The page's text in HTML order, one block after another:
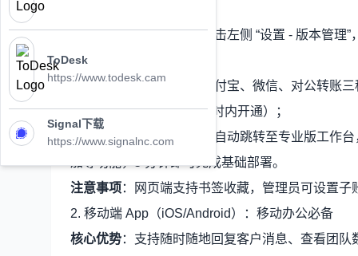
② 登录后进入工作台，点击左侧 “设置 - 版本管理”
购，支持按需扩容）；
③ 完成付费：支持企业支付宝、微信、对公转账
传凭证，审核通过后 2 小时内开通）；
④ 功能激活：付费成功后自动跳转至专业版工作
加等功能，5 分钟即可完成基础部署。
注意事项 ：网页端支持书签收藏，管理员可设置
2. 移动端 App（iOS/Android）：移动办公必备
核心优势：支持随时随地回复客户消息、查看团
ToDesk
https://www.todesk.cam
Signal下载
https://www.signalnc.com